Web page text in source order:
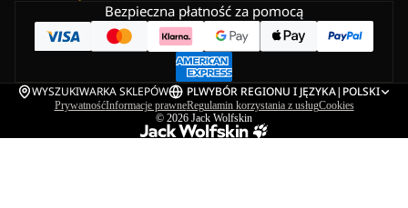
Bezpieczna płatność za pomocą
WYSZUKIWARKA SKLEPÓW PLWYBÓR REGIONU I JĘZYKA| POLSKI
PrywatnośćInformacje prawneRegulamin korzystania z usługCookies
© 2026 Jack Wolfskin